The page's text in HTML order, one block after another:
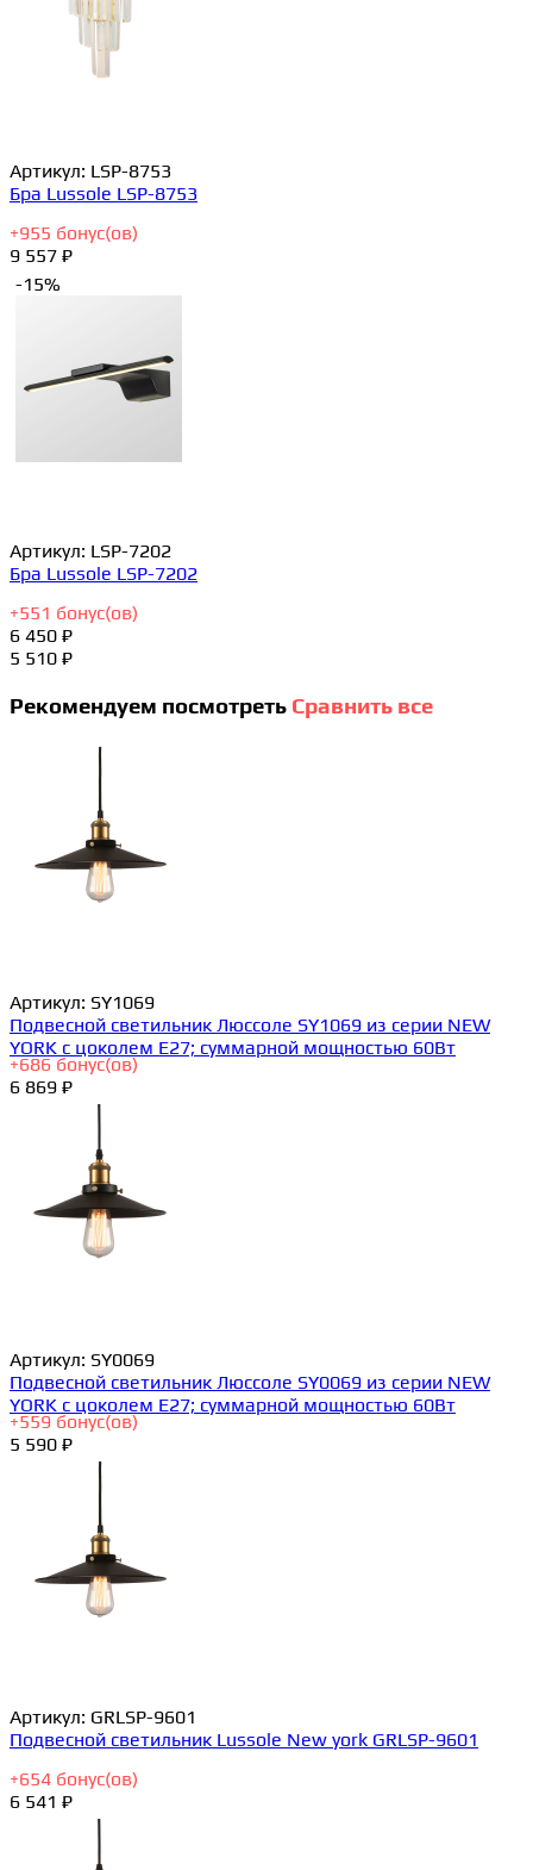
Артикул: LSP-8753
Бра Lussole LSP-8753
+955 бонус(ов)
9 557 ₽
-15%
Артикул: LSP-7202
Бра Lussole LSP-7202
+551 бонус(ов)
6 450 ₽
5 510 ₽
Рекомендуем посмотреть Сравнить все
Артикул: SY1069
Подвесной светильник Люссоле SY1069 из серии NEW
YORK с цоколем E27; суммарной мощностью 60Вт
+686 бонус(ов)
6 869 ₽
Артикул: SY0069
Подвесной светильник Люссоле SY0069 из серии NEW
YORK с цоколем E27; суммарной мощностью 60Вт
+559 бонус(ов)
5 590 ₽
Артикул: GRLSP-9601
Подвесной светильник Lussole New york GRLSP-9601
+654 бонус(ов)
6 541 ₽